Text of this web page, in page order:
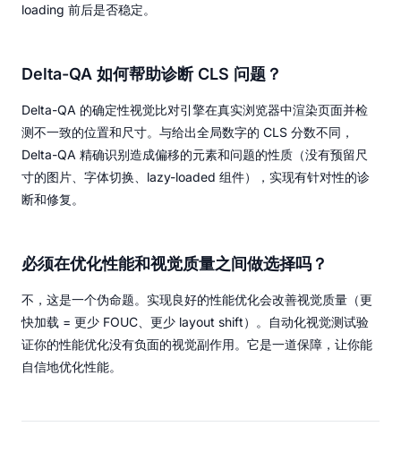
loading 前后是否稳定。
Delta-QA 如何帮助诊断 CLS 问题？
Delta-QA 的确定性视觉比对引擎在真实浏览器中渲染页面并检
测不一致的位置和尺寸。与给出全局数字的 CLS 分数不同，
Delta-QA 精确识别造成偏移的元素和问题的性质（没有预留尺
寸的图片、字体切换、lazy-loaded 组件），实现有针对性的诊
断和修复。
必须在优化性能和视觉质量之间做选择吗？
不，这是一个伪命题。实现良好的性能优化会改善视觉质量（更
快加载 = 更少 FOUC、更少 layout shift）。自动化视觉测试验
证你的性能优化没有负面的视觉副作用。它是一道保障，让你能
自信地优化性能。